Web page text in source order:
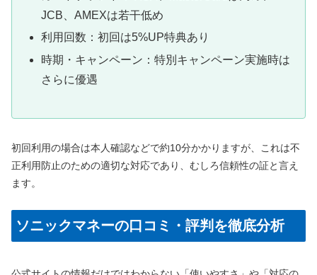
JCB、AMEXは若干低め
利用回数：初回は5%UP特典あり
時期・キャンペーン：特別キャンペーン実施時は
さらに優遇
初回利用の場合は本人確認などで約10分かかりますが、これは不
正利用防止のための適切な対応であり、むしろ信頼性の証と言え
ます。
ソニックマネーの口コミ・評判を徹底分析